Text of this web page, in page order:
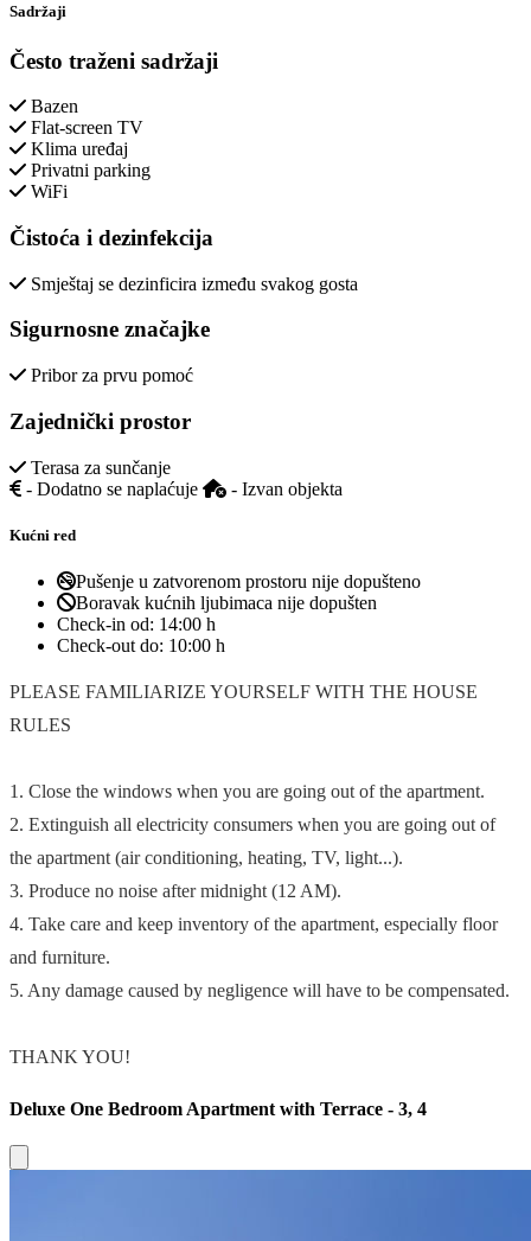
Sadržaji
Često traženi sadržaji
Bazen
Flat-screen TV
Klima uređaj
Privatni parking
WiFi
Čistoća i dezinfekcija
Smještaj se dezinficira između svakog gosta
Sigurnosne značajke
Pribor za prvu pomoć
Zajednički prostor
Terasa za sunčanje
- Dodatno se naplaćuje
- Izvan objekta
Kućni red
Pušenje u zatvorenom prostoru nije dopušteno
Boravak kućnih ljubimaca nije dopušten
Check-in od: 14:00 h
Check-out do: 10:00 h
PLEASE FAMILIARIZE YOURSELF WITH THE HOUSE
RULES
1. Close the windows when you are going out of the apartment.
2. Extinguish all electricity consumers when you are going out of
the apartment (air conditioning, heating, TV, light...).
3. Produce no noise after midnight (12 AM).
4. Take care and keep inventory of the apartment, especially floor
and furniture.
5. Any damage caused by negligence will have to be compensated.
THANK YOU!
Deluxe One Bedroom Apartment with Terrace - 3, 4
Close modal